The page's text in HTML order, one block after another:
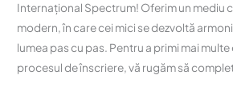
Internațional Spectrum! Oferim un mediu
modern, în care cei mici se dezvoltă
lumea pas cu pas. Pentru a primi mai
procesul de înscriere, vă rugăm să